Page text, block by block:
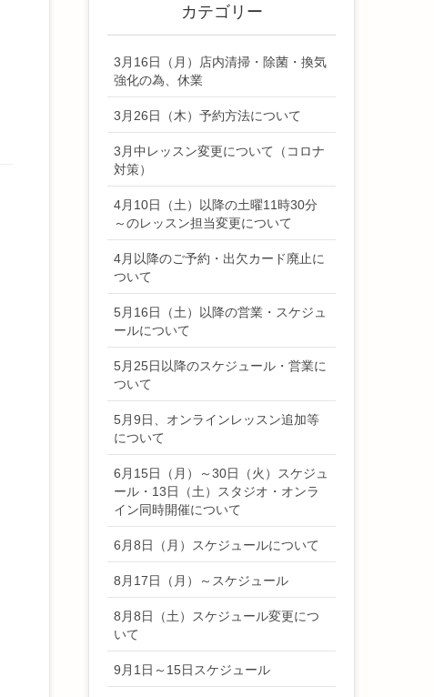
カテゴリー
3月16日（月）店内清掃・除菌・換気
強化の為、休業
3月26日（木）予約方法について
3月中レッスン変更について（コロナ
対策）
4月10日（土）以降の土曜11時30分
～のレッスン担当変更について
4月以降のご予約・出欠カード廃止に
ついて
5月16日（土）以降の営業・スケジュ
ールについて
5月25日以降のスケジュール・営業に
ついて
5月9日、オンラインレッスン追加等
について
6月15日（月）～30日（火）スケジュ
ール・13日（土）スタジオ・オンラ
イン同時開催について
6月8日（月）スケジュールについて
8月17日（月）～スケジュール
8月8日（土）スケジュール変更につ
いて
9月1日～15日スケジュール